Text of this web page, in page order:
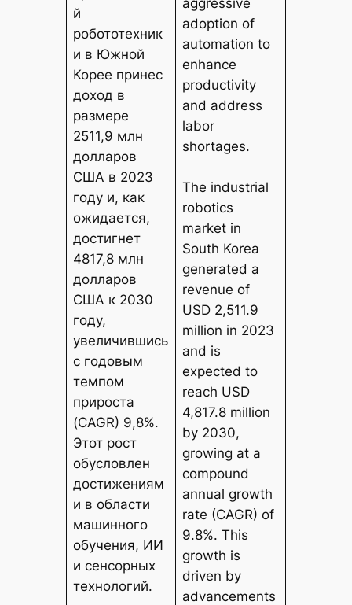
й
робототехник
и в Южной
Корее принес
доход в
размере
2511,9 млн
долларов
США в 2023
году и, как
ожидается,
достигнет
4817,8 млн
долларов
США к 2030
году,
увеличившись
с годовым
темпом
прироста
(CAGR) 9,8%.
Этот рост
обусловлен
достижениям
и в области
машинного
обучения, ИИ
и сенсорных
технологий.
adoption of
automation to
enhance
productivity
and address
labor
shortages.
The industrial
robotics
market in
South Korea
generated a
revenue of
USD 2,511.9
million in 2023
and is
expected to
reach USD
4,817.8 million
by 2030,
growing at a
compound
annual growth
rate (CAGR) of
9.8%. This
growth is
driven by
advancements